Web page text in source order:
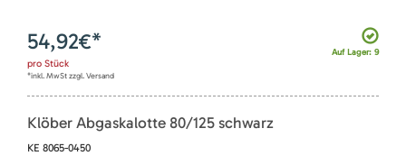
Auf Lager: 9
54,92€*
pro Stück
*inkl. MwSt zzgl. Versand
Klöber Abgaskalotte 80/125 schwarz
KE 8065-0450